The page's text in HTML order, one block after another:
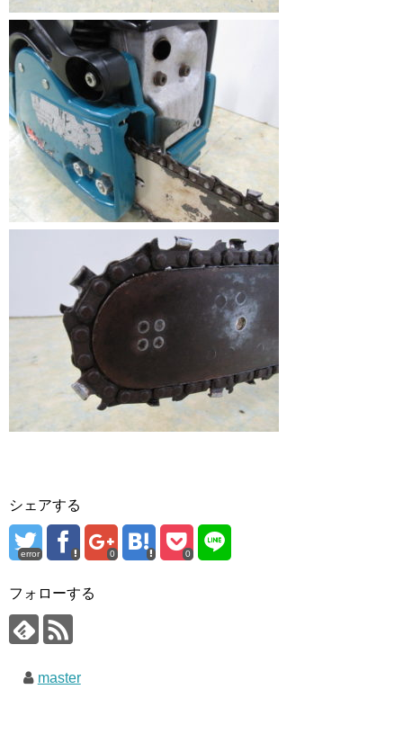
シェアする
error 0 0
フォローする
master